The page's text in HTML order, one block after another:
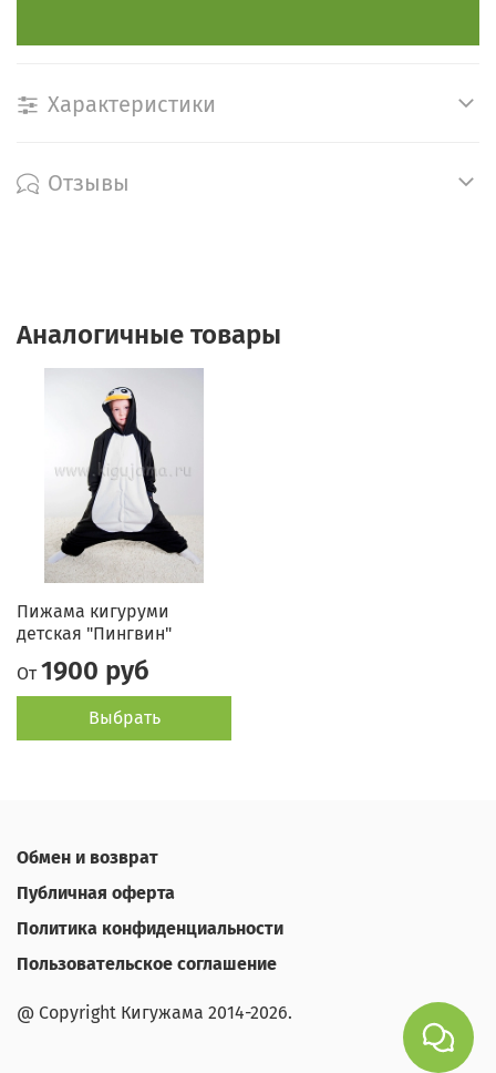
Характеристики
Отзывы
Аналогичные товары
Пижама кигуруми
детская "Пингвин"
От 1900 руб
Выбрать
Обмен и возврат
Публичная оферта
Политика конфиденциальности
Пользовательское соглашение
@ Copyright Кигужама 2014-2026.